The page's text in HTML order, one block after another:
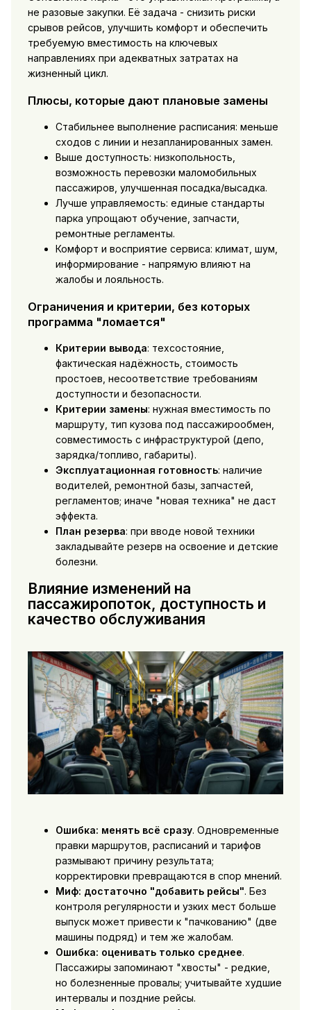
не разовые закупки. Её задача - снизить риски
срывов рейсов, улучшить комфорт и обеспечить
требуемую вместимость на ключевых
направлениях при адекватных затратах на
жизненный цикл.
Плюсы, которые дают плановые замены
Стабильнее выполнение расписания: меньше
сходов с линии и незапланированных замен.
Выше доступность: низкопольность,
возможность перевозки маломобильных
пассажиров, улучшенная посадка/высадка.
Лучше управляемость: единые стандарты
парка упрощают обучение, запчасти,
ремонтные регламенты.
Комфорт и восприятие сервиса: климат, шум,
информирование - напрямую влияют на
жалобы и лояльность.
Ограничения и критерии, без которых
программа "ломается"
Критерии вывода: техсостояние,
фактическая надёжность, стоимость
простоев, несоответствие требованиям
доступности и безопасности.
Критерии замены: нужная вместимость по
маршруту, тип кузова под пассажирообмен,
совместимость с инфраструктурой (депо,
зарядка/топливо, габариты).
Эксплуатационная готовность: наличие
водителей, ремонтной базы, запчастей,
регламентов; иначе "новая техника" не даст
эффекта.
План резерва: при вводе новой техники
закладывайте резерв на освоение и детские
болезни.
Влияние изменений на
пассажиропоток, доступность и
качество обслуживания
Ошибка: менять всё сразу. Одновременные
правки маршрутов, расписаний и тарифов
размывают причину результата;
корректировки превращаются в спор мнений.
Миф: достаточно "добавить рейсы". Без
контроля регулярности и узких мест больше
выпуск может привести к "пачкованию" (две
машины подряд) и тем же жалобам.
Ошибка: оценивать только среднее.
Пассажиры запоминают "хвосты" - редкие,
но болезненные провалы; учитывайте худшие
интервалы и поздние рейсы.